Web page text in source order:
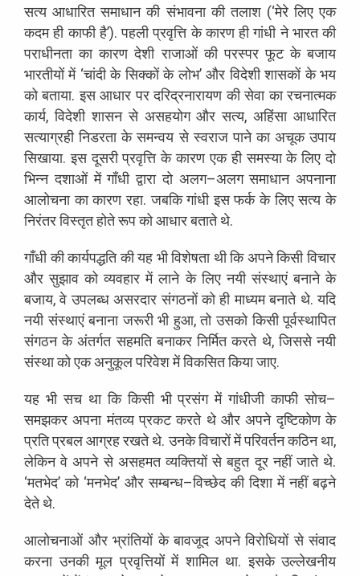
सत्य आधारित समाधान की संभावना की तलाश(‘मेरे लिए एक
कदम ही काफी है’).पहली प्रवृत्ति के कारण ही गांधी ने भारत की
पराधीनता का कारण देशी राजाओं की परस्पर फूट के बजाय
भारतीयों में ‘चांदी के सिक्कों के लोभ’ और विदेशी शासकों के भय
को बताया.इस आधार पर दरिद्रनारायण की सेवा का रचनात्मक
कार्य,विदेशी शासन से असहयोग और सत्य,अहिंसा आधारित
सत्याग्रही निडरता के समन्वय से स्वराज पाने का अचूक उपाय
सिखाया.इस दूसरी प्रवृत्ति के कारण एक ही समस्या के लिए दो
भिन्न दशाओं में गाँधी द्वारा दो अलग–अलग समाधान अपनाना
आलोचना का कारण रहा.जबकि गांधी इस फर्क के लिए सत्य के
निरंतरविस्तृतहोतेरूपकोआधारबतातेथे.
गाँधी की कार्यपद्धति की यह भी विशेषता थी कि अपने किसी विचार
और सुझाव को व्यवहार में लाने के लिए नयी संस्थाएं बनाने के
बजाय,वे उपलब्ध असरदार संगठनों को ही माध्यम बनाते थे.यदि
नयी संस्थाएं बनाना जरूरी भी हुआ,तो उसको किसी पूर्वस्थापित
संगठन के अंतर्गत सहमति बनाकर निर्मित करते थे,जिससे नयी
संस्थाकोएकअनुकूलपरिवेशमेंविकसितकियाजाए.
यह भी सच था कि किसी भी प्रसंग में गांधीजी काफी सोच–
समझकर अपना मंतव्य प्रकट करते थे और अपने दृष्टिकोण के
प्रतिप्रबल आग्रह रखतेथे.उनकेविचारोंमेंपरिवर्तनकठिनथा,
लेकिन वे अपने से असहमत व्यक्तियों से बहुत दूर नहीं जाते थे.
‘मतभेद’ को ‘मनभेद’ और सम्बन्ध–विच्छेद की दिशा में नहीं बढ़ने
देतेथे.
आलोचनाओं और भ्रांतियों के बावजूद अपने विरोधियों से संवाद
करना उनकी मूल प्रवृत्तियों में शामिल था.इसके उल्लेखनीय